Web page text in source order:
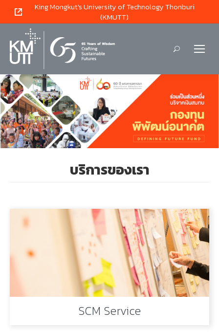
King Mongkut's University of Technology Thonburi
(KMUTT)
Search:
บริการของเรา
SCM Service